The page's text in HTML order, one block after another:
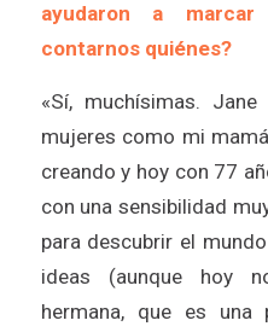
ayudaron a
contarnos quiénes?
«Sí, muchísimas.
mujeres como mi
creando y hoy con 77
con una sensibilidad
para descubrir el
ideas (aunque hoy
hermana, que es una